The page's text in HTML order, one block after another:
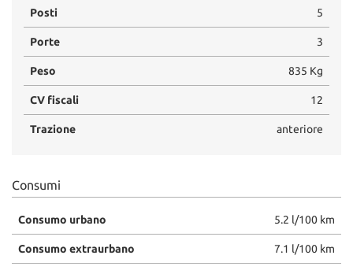
Posti 5
Porte 3
Peso 835 Kg
CV fiscali 12
Trazione anteriore
Consumi
Consumo urbano 5.2 l/100 km
Consumo extraurbano 7.1 l/100 km